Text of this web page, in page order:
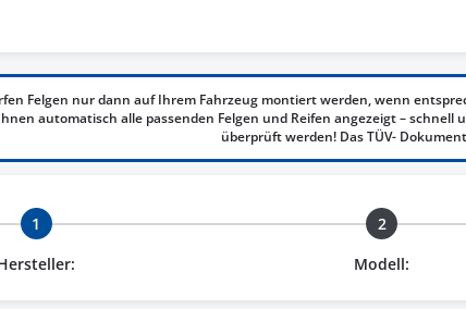
Felgen nur dann auf Ihrem Fahrzeug montiert werden, wenn
automatisch alle passenden Felgen und Reifen angezeigt – schnell
überprüft werden! Das TÜV-
1
2
Modell: